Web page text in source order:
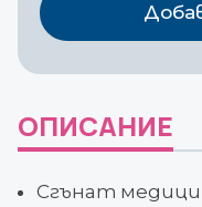
ОПИСАНИЕ
Сгънат